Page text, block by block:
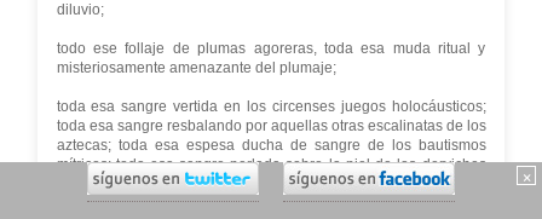
diluvio;
todo ese follaje de plumas agoreras, toda esa muda ritual y
misteriosamente amenazante del plumaje;
toda esa sangre vertida en los circenses juegos holocáusticos;
toda esa sangre resbalando por aquellas otras escalinatas de los
aztecas; toda esa espesa ducha de sangre de los bautismos
mítricos; toda esa sangre perlada sobre la piel de los derviches
flagelantes; toda esa sangre bebida en el cáliz católico; toda esa
sangre desatada en las degollinas de los Bandoleros de Dios;
×